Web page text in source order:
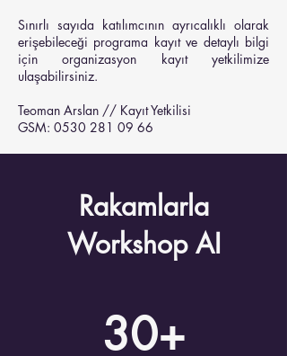
Sınırlı sayıda katılımcının ayrıcalıklı olarak
erişebileceği programa kayıt ve detaylı bilgi
için organizasyon kayıt yetkilimize
ulaşabilirsiniz.
Teoman Arslan // Kayıt Yetkilisi
GSM: 0530 281 09 66
Rakamlarla
Workshop AI
30+